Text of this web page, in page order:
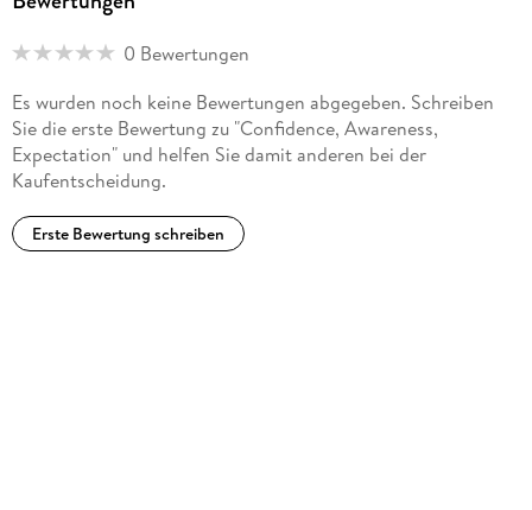
0 Bewertungen
Es wurden noch keine Bewertungen abgegeben. Schreiben
Sie die erste Bewertung zu "Confidence, Awareness,
Expectation" und helfen Sie damit anderen bei der
Kaufentscheidung.
Erste Bewertung schreiben